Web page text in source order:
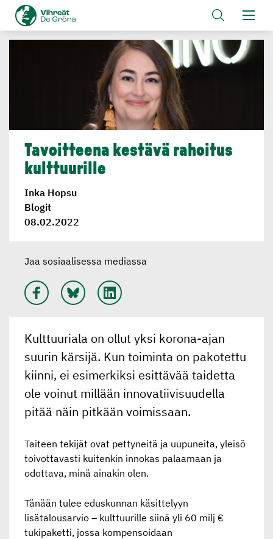
Tavoitteena kestävä rahoitus
kulttuu­rille
Inka Hopsu
Blogit
08.02.2022
Jaa sosiaalisessa mediassa
Kulttuuriala on ollut yksi korona-ajan
suurin kärsijä. Kun toiminta on pakotettu
kiinni, ei esimerkiksi esittävää taidetta
ole voinut millään innovatiivisuudella
pitää näin pitkään voimissaan.
Taiteen tekijät ovat pettyneitä ja uupuneita, yleisö
toivottavasti kuitenkin innokas palaamaan ja
odottava, minä ainakin olen.
Tänään tulee eduskunnan käsittelyyn
lisätalousarvio – kulttuurille siinä yli 60 milj €
tukipaketti, jossa kompensoidaan